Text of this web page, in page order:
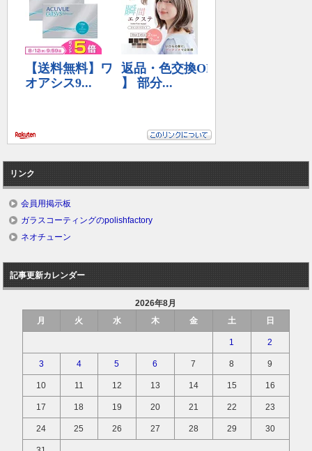
リンク
会員用掲示板
ガラスコーティングのpolishfactory
ネオチューン
記事更新カレンダー
2026年8月
月
火 水 木 金 土 日
1 2
3 4 5 6 7 8 9
10 11 12 13 14 15 16
17 18 19 20 21 22 23
24 25 26 27 28 29 30